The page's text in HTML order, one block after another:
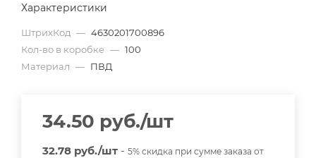
Характеристики
ШтрихКод — 4630201700896
Кол-во в коробке — 100
Материал — ПВД
34.50 руб./шт
32.78 руб./шт - 5% скидка при сумме заказа от